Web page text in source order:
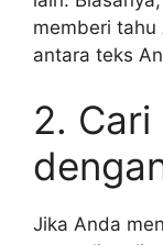
memberi tahu
antara teks
2.
Jika Anda